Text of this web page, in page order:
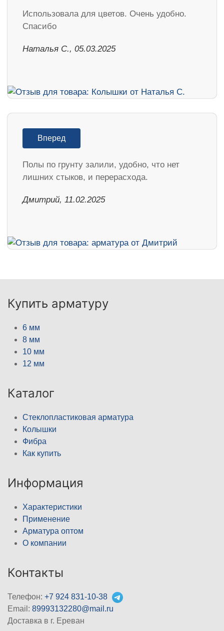
Использовала для цветов. Очень удобно.
Спасибо
Наталья С., 05.03.2025
Вперед
Полы по грунту залили, удобно, что нет
лишних стыков, и перерасхода.
Дмитрий, 11.02.2025
Купить арматуру
6 мм
8 мм
10 мм
12 мм
Каталог
Стеклопластиковая арматура
Колышки
Фибра
Как купить
Информация
Характеристики
Применение
Арматура оптом
О компании
Контакты
Телефон: +7 924 831-10-38
Email: 89993132280@mail.ru
Доставка в г. Ереван